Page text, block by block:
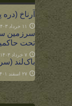
آرناخ
۱۱ خرداد ۱۴۰۳
سرزمین
تحت
۷ خرداد ۱۴۰۳
باک‌لند
۲۷ اسفند ۱۴۰۱